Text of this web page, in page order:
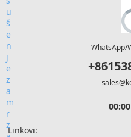
WhatsApp/
Linkovi: